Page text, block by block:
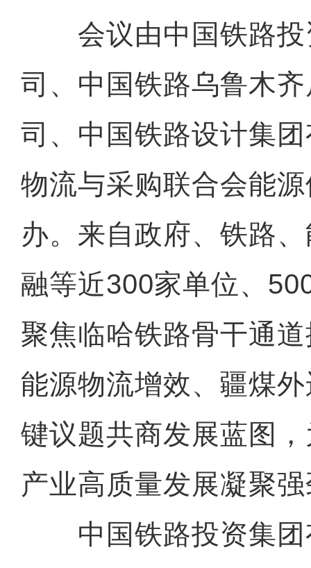
会议由中国铁路投
司、中国铁路乌鲁木
司、中国铁路设计集
物流与采购联合会能
办。来自政府、铁路
融等近300家单位、
聚焦临哈铁路骨干通
能源物流增效、疆煤
键议题共商发展蓝图
产业高质量发展凝聚
中国铁路投资集团